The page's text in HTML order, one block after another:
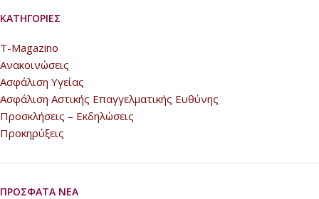
ΚΑΤΗΓΟΡΊΕΣ
T-Magazino
Ανακοινώσεις
Ασφάλιση Υγείας
Ασφάλιση Αστικής Επαγγελματικής Ευθύνης
Προσκλήσεις – Εκδηλώσεις
Προκηρύξεις
ΠΡΌΣΦΑΤΑ ΝΈΑ